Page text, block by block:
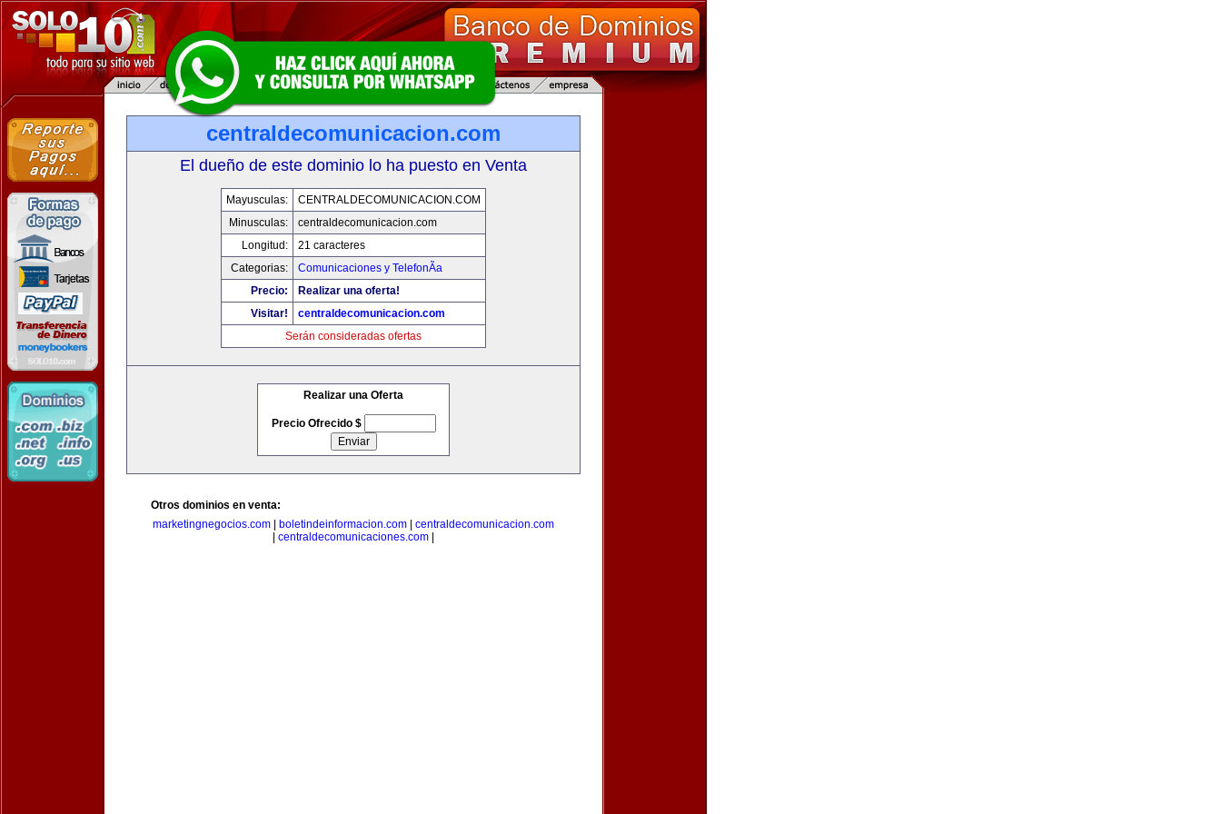
centraldecomunicacion.com
El dueño de este dominio lo ha puesto en Venta
Mayusculas:
CENTRALDECOMUNICACION.COM
Minusculas:
centraldecomunicacion.com
Longitud:
21 caracteres
Categorias:
Comunicaciones y TelefonÃ­a
Precio:
Realizar una oferta!
Visitar!
centraldecomunicacion.com
Serán consideradas ofertas
Realizar una Oferta
Precio Ofrecido $
Otros dominios en venta:
marketingnegocios.com
boletindeinformacion.com
centraldecomunicacion.com
centraldecomunicaciones.com